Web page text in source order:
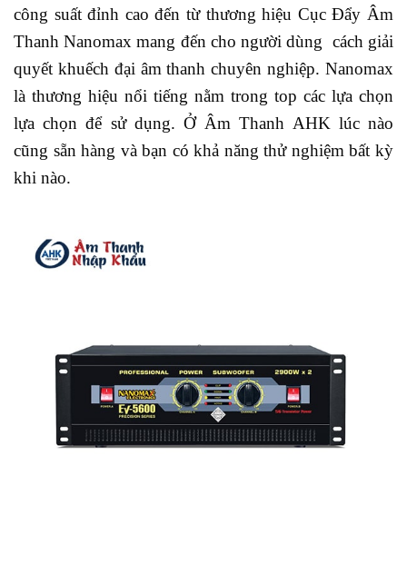
công suất đỉnh cao đến từ thương hiệu Cục Đẩy Âm
Thanh Nanomax mang đến cho người dùng cách giải
quyết khuếch đại âm thanh chuyên nghiệp. Nanomax
là thương hiệu nổi tiếng nằm trong top các lựa chọn
lựa chọn để sử dụng. Ở Âm Thanh AHK lúc nào
cũng sẵn hàng và bạn có khả năng thử nghiệm bất kỳ
khi nào.